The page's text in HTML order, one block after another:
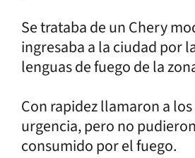
Se trataba de un Chery
ingresaba a la ciudad por
lenguas de fuego de la
Con rapidez llamaron a
urgencia, pero no
consumido por el fuego.